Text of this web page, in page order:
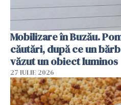
Mobilizare în Buzău.
căutări, după ce un
văzut un obiect luminos
27 IULIE 2026